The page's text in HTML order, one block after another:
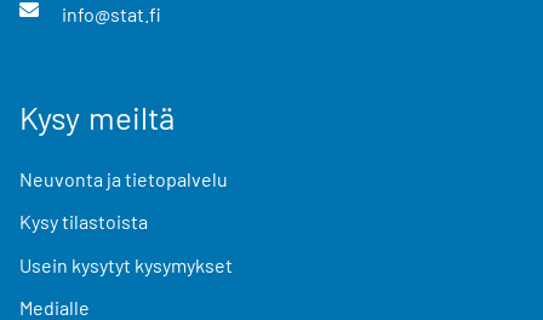
info@stat.fi
Kysy meiltä
Neuvonta ja tietopalvelu
Kysy tilastoista
Usein kysytyt kysymykset
Medialle